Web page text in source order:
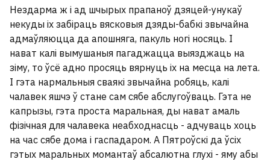
Нездарма ж і ад шчырых прапаноў дзяцей-унукаў
некуды іх забіраць вясковыя дзяды-бабкі звычайна
адмаўляюцца да апошняга, пакуль ногі носяць. І
нават калі вымушаныя пагаджацца выязджаць на
зіму, то ўсё адно просяць вярнуць іх на месца на лета.
І гэта нармальныя сваякі звычайна робяць, калі
чалавек яшчэ ў стане сам сябе абслугоўваць. Гэта не
капрызы, гэта проста маральная, ды нават амаль
фізічная для чалавека неабходнасць - адчуваць хоць
на час сябе дома і гаспадаром. А Пятроўскі да ўсіх
гэтых маральных момантаў абсалютна глухі - яму абы